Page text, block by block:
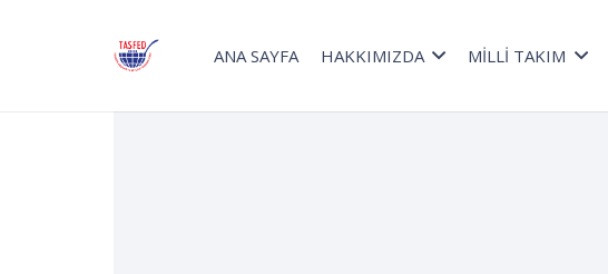
ANA SAYFA HAKKIMIZDA MİLLİ TAKIM